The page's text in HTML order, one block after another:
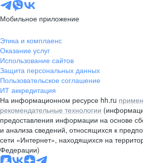
Мобильное приложение
Этика и комплаенс
Оказание услуг
Использование сайтов
Защита персональных данных
Пользовательское соглашение
ИТ аккредитация
На информационном ресурсе hh.ru
рекомендательные технологии
предоставления информации на основе
и анализа сведений, относящихся к
сети «Интернет», находящихся на
Федерации)